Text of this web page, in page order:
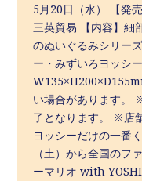
5月20日（水） 【発
三英貿易 【内容】細
のぬいぐるみシリー
ー・みずいろヨッシ
い場合があります。
了となります。 ※店
ヨッシーだけの一番
（土）から全国のフ
ーマリオ with